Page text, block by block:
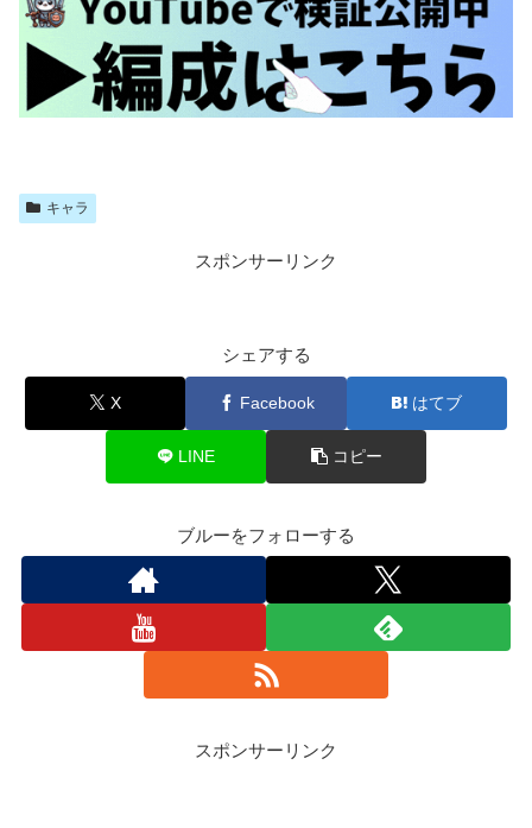
キャラ
スポンサーリンク
シェアする
X Facebook はてブ
LINE コピー
ブルーをフォローする
スポンサーリンク